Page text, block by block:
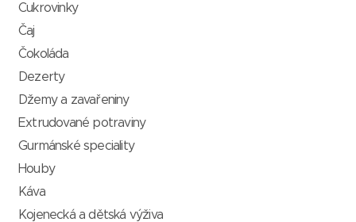
Cukrovinky
Čaj
Čokoláda
Dezerty
Džemy a zavařeniny
Extrudované potraviny
Gurmánské speciality
Houby
Káva
Kojenecká a dětská výživa